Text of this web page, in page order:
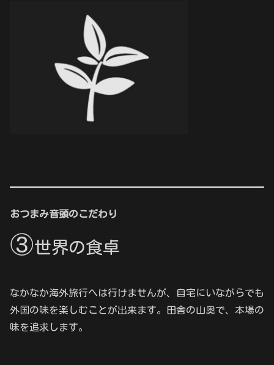
おつまみ音頭のこだわり
③世界の食卓
なかなか海外旅行へは行けませんが、自宅にいながらでも
外国の味を楽しむことが出来ます。田舎の山奥で、本場の
味を追求します。